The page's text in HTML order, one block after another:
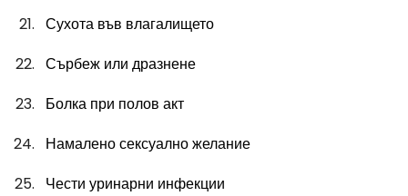
Сухота във влагалището
Сърбеж или дразнене
Болка при полов акт
Намалено сексуално желание
Чести уринарни инфекции